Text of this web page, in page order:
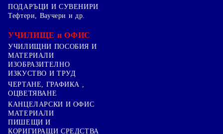
ПОДАРЪЦИ И СУВЕНИРИ
Тефтери, Ваучери и др.
УЧИЛИЩЕ и ОФИС
УЧИЛИЩНИ ПОСОБИЯ И
МАТЕРИАЛИ
ИЗОБРАЗИТЕЛНО
ИЗКУСТВО И ТРУД
ЧЕРТАНЕ, ГРАФИКА ,
ОЦВЕТЯВАНЕ
КАНЦЕЛАРСКИ И ОФИС
МАТЕРИАЛИ
ПИШЕЩИ И
КОРИГИРАЩИ СРЕДСТВА